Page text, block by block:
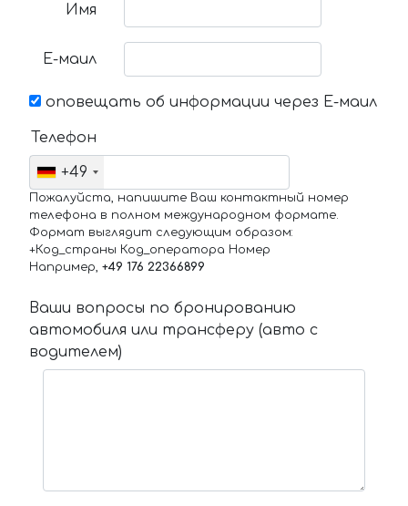
Имя
Е-маил
оповещать об информации через Е-маил
Телефон
+49
Пожалуйста, напишите Ваш контактный номер
телефона в полном международном формате.
Формат выглядит следующим образом:
+Код_страны Код_оператора Номер
Например, +49 176 22366899
Ваши вопросы по бронированию
автомобиля или трансферу (авто с
водителем)